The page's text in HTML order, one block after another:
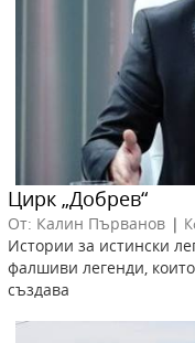
Цирк „Добрев“
От: Калин Първанов |
Истории за истински
фалшиви легенди,
създава